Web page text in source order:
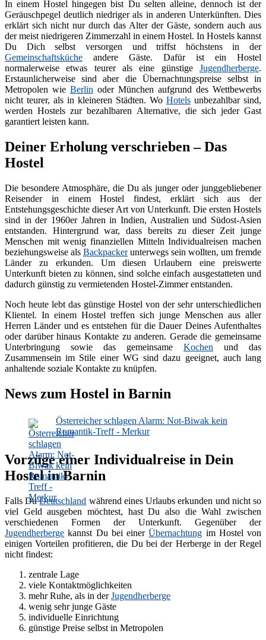
In einem Hostel hingegen bist Du selten alleine, dennoch ist der
Geräuschpegel deutlich niedriger als in anderen Unterkünften. Dies
erklärt sich nicht nur durch das Alter der Gäste, sondern auch aus
der meist niedrigeren Zimmerzahl in einem Hostel. In Hostels kannst
Du Dich selbst versorgen und triffst höchstens in der
Gemeinschaftsküche andere Gäste. Dafür ist ein Hostel
normalerweise etwas teurer als eine günstige Jugendherberge.
Erstaunlicherweise sind aber die Übernachtungspreise selbst in
Metropolen wie Berlin oder München aufgrund des Wettbewerbs
nicht teurer, als in kleineren Städten. Wo Hotels unbezahlbar sind,
werden Hostels zur bezahlbaren Alternative, die sich jeder Gast
garantiert leisten kann.
Deiner Erholung verschrieben – Das
Hostel
Die besondere Atmosphäre, die Du als junger oder junggebliebener
Reisender in einem Hostel findest, erklärt sich aus der
Entstehungsgeschichte dieser Art von Unterkunft. Die ersten Hostels
sind in der 1960er Jahren in Indien, Australien und Südost-Asien
entstanden. Hintergrund war, dass bereits zu dieser Zeit junge
Menschen mit wenig finanziellen Mitteln Individualreisen machen
beziehungsweise als Backpackerunterwegs sein wollten, um fremde
Länder zu erkunden. Um diesen Urlaubern eine preiswerte
Unterkunft bieten zu können, sind solche einfach ausgestatteten und
dadurch günstig zu vermietenden Hostel-Zimmer entstanden.
Noch heute lebt das günstige Hostel von der sehr unterschiedlichen
Klientel. In einem Hostel treffen sich junge Menschen aus aller
Herren Länder und es entstehen für die Dauer Deines Aufenthaltes
oder darüber hinaus Kontakte zu anderen. Gerade die gemeinsame
Unterbringung sowie das gemeinsame Kochen und das
Zusammensein im Stile einer WG sind dazu geeignet, auch lang
anhaltende soziale Kontakte zu knüpfen.
News zum Hostel in Barnin
Österreicher schlagen Alarm: Not-Biwak kein
Romantik-Treff - Merkur
Vorzüge einer Individualreise in Dein
Hostel in Barnin
Falls DuDeutschland während eines Urlaubs erkunden und nicht so
viel Geld ausgeben möchtest, hast Du also die Wahl zwischen
verschiedenen Formen der Unterkunft. Gegenüber der
Jugendherberge kannst Du bei einerÜbernachtung im Hostel von
einigen Vorteilen profitieren, die Du bei der Herberge in der Regel
nicht findest:
zentrale Lage
viele Kontaktmöglichkeiten
mehr Ruhe, als in derJugendherberge
wenig sehr junge Gäste
individuelle Einrichtung
günstige Preise selbst in Metropolen